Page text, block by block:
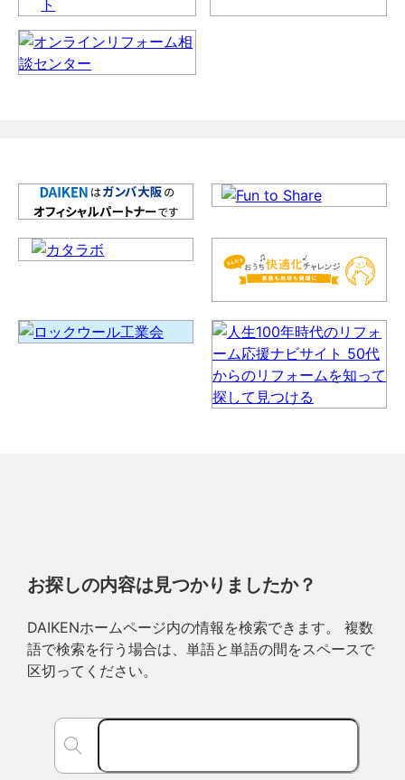
お探しの内容は見つかりましたか？
DAIKENホームページ内の情報を検索できます。 複数
語で検索を行う場合は、単語と単語の間をスペースで
区切ってください。